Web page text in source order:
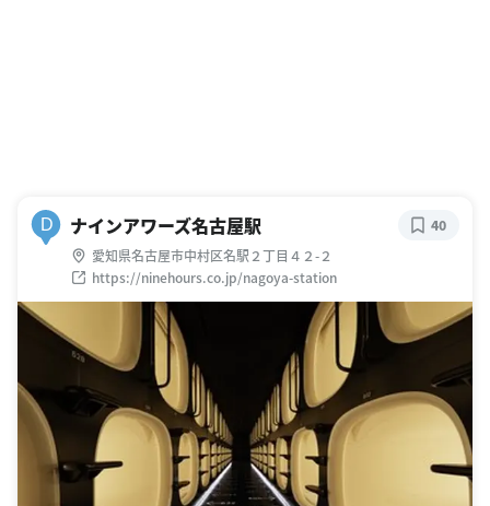
D ナインアワーズ名古屋駅
愛知県名古屋市中村区名駅２丁目４２-２
https://ninehours.co.jp/nagoya-station
40